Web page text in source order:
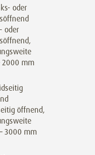
oder
2000 mm
öffnend,
3000 mm